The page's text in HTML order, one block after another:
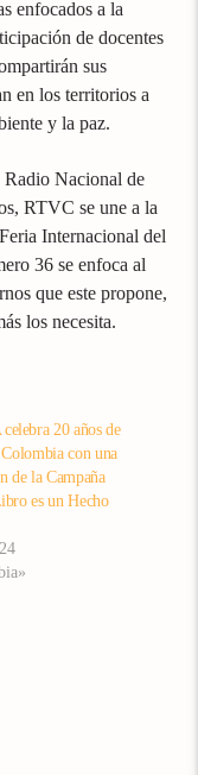
enfocados a la
de docentes
sus
en los territorios a
y la paz.
Radio Nacional de
RTVC se une a la
Internacional del
36 se enfoca al
que este propone,
los necesita.
20 años de
Colombia con una
de la Campaña
es un Hecho